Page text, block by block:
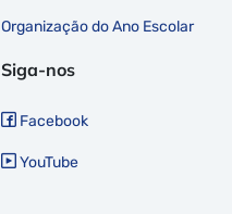
Organização do Ano Escolar
Siga-nos
Facebook
YouTube